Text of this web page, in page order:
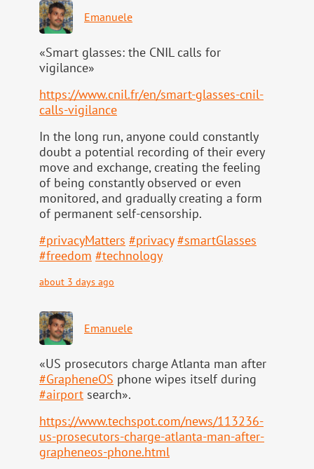
Emanuele
«Smart glasses: the CNIL calls for
vigilance»
https://www.cnil.fr/en/smart-glasses-cnil-
calls-vigilance
In the long run, anyone could constantly
doubt a potential recording of their every
move and exchange, creating the feeling
of being constantly observed or even
monitored, and gradually creating a form
of permanent self-censorship.
#privacyMatters #privacy #smartGlasses
#freedom #technology
about 3 days ago
Emanuele
«US prosecutors charge Atlanta man after
#GrapheneOS phone wipes itself during
#airport search».
https://www.techspot.com/news/113236-
us-prosecutors-charge-atlanta-man-after-
grapheneos-phone.html